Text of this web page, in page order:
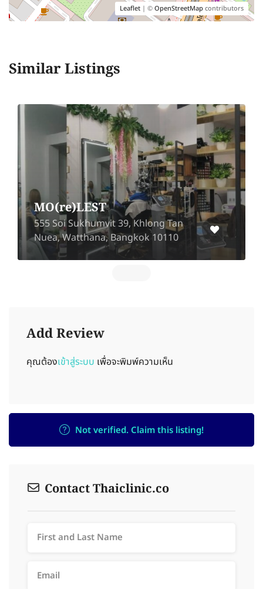
Leaflet | ©OpenStreetMapcontributors
Similar Listings
MO(re)LEST
555 Soi Sukhumvit 39, Khlong Tan
Nuea, Watthana, Bangkok 10110
Add Review
คุณต้องเข้าสู่ระบบ เพื่อจะพิมพ์ความเห็น
Not verified. Claim this listing!
Contact Thaiclinic.co